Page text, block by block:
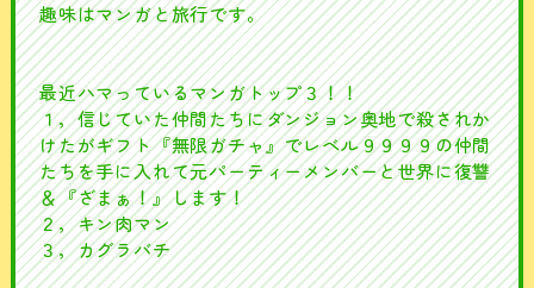
趣味はマンガと旅行です。
最近ハマっているマンガトップ３！！
１，信じていた仲間たちにダンジョン奥地で殺されか
けたがギフト『無限ガチャ』でレベル９９９９の仲間
たちを手に入れて元パーティーメンバーと世界に復讐
＆『ざまぁ！』します！
２，キン肉マン
３，カグラバチ